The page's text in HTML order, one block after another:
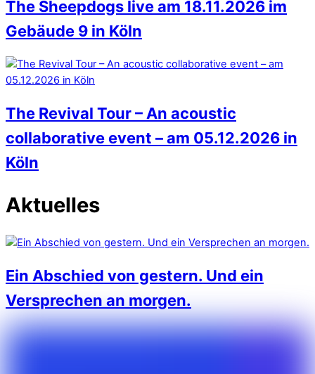
The Sheepdogs live am 18.11.2026 im
Gebäude 9 in Köln
The Revival Tour – An acoustic
collaborative event – am 05.12.2026 in
Köln
Aktuelles
Ein Abschied von gestern. Und ein
Versprechen an morgen.